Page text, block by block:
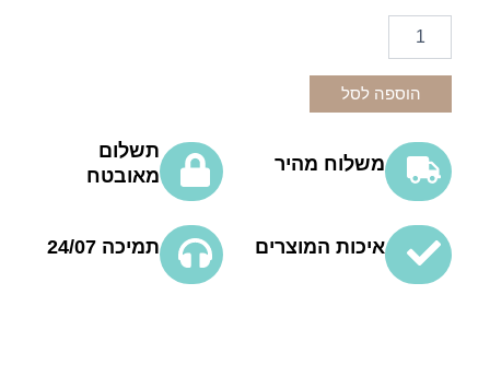
קרוסלה
קסום
בעבודת
יד
הוספה לסל
משלוח מהיר
תשלום
מאובטח
איכות המוצרים תמיכה 24/07